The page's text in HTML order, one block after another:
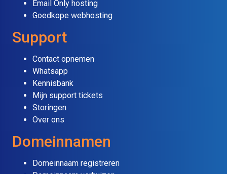
Email Only hosting
Goedkope webhosting
Support
Contact opnemen
Whatsapp
Kennisbank
Mijn support tickets
Storingen
Over ons
Domeinnamen
Domeinnaam registreren